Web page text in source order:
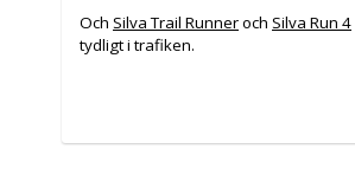
Och Silva Trail Runneroch Silva Run 4
tydligt i trafiken.